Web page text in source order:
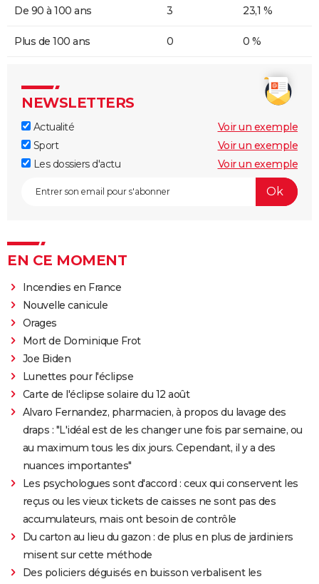
De 90 à 100 ans 3 23,1 %
Plus de 100 ans 0 0 %
NEWSLETTERS
Actualité
Voir un exemple
Sport
Voir un exemple
Les dossiers d'actu
Voir un exemple
EN CE MOMENT
Incendies en France
Nouvelle canicule
Orages
Mort de Dominique Frot
Joe Biden
Lunettes pour l'éclipse
Carte de l'éclipse solaire du 12 août
Alvaro Fernandez, pharmacien, à propos du lavage des
draps : "L'idéal est de les changer une fois par semaine, ou
au maximum tous les dix jours. Cependant, il y a des
nuances importantes"
Les psychologues sont d'accord : ceux qui conservent les
reçus ou les vieux tickets de caisses ne sont pas des
accumulateurs, mais ont besoin de contrôle
Du carton au lieu du gazon : de plus en plus de jardiniers
misent sur cette méthode
Des policiers déguisés en buisson verbalisent les